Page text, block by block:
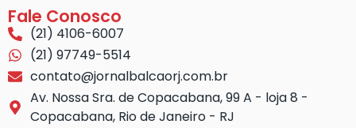
Fale Conosco
(21) 4106-6007
(21) 97749-5514
contato@jornalbalcaorj.com.br
Av. Nossa Sra. de Copacabana, 99 A - loja 8 -
Copacabana, Rio de Janeiro - RJ